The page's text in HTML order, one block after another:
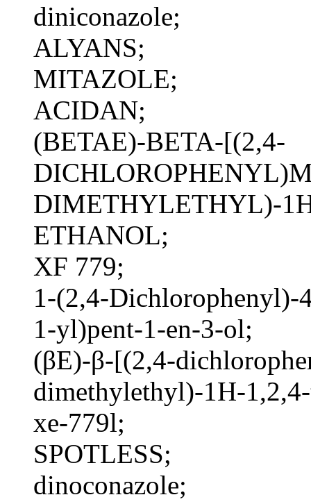
diniconazole;
ALYANS;
MITAZOLE;
ACIDAN;
(BETAE)-BETA-[(2,4-
DIMETHYLETHYL)-
ETHANOL;
XF 779;
1-(2,4-
1-yl)pent-1-en-3-ol;
(βE)-β-[(2,4-
dimethylethyl)-1H-
xe-779l;
SPOTLESS;
dinoconazole;